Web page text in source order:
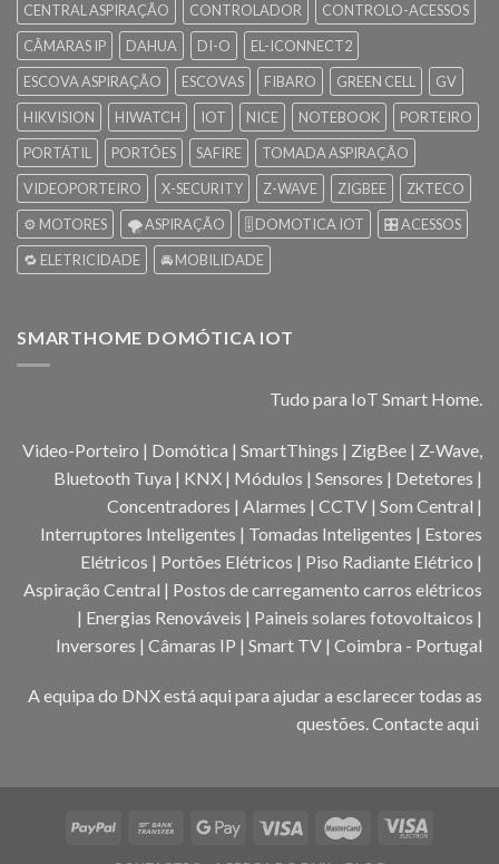
CENTRAL ASPIRAÇÃO
CONTROLADOR
CONTROLO-ACESSOS
CÂMARAS IP
DAHUA DI-O
EL-ICONNECT2
ESCOVA ASPIRAÇÃO
ESCOVAS FIBARO GREEN CELL
GV
HIKVISION
HIWATCH IOT NICE NOTEBOOK
PORTEIRO
PORTÁTIL
PORTÕES SAFIRE
TOMADA ASPIRAÇÃO
VIDEOPORTEIRO
X-SECURITY Z-WAVE ZIGBEE
ZKTECO
⚙️ MOTORES
🌪️ ASPIRAÇÃO 🎚️ DOMOTICA IOT
🎛️ ACESSOS
🔁 ELETRICIDADE
🚘 MOBILIDADE
SMARTHOME DOMÓTICA IOT
Tudo para IoT Smart Home.
Video-Porteiro | Domótica | SmartThings | ZigBee | Z-Wave,
Bluetooth Tuya | KNX | Módulos | Sensores | Detetores |
Concentradores | Alarmes | CCTV | Som Central |
Interruptores Inteligentes | Tomadas Inteligentes | Estores
Elétricos | Portões Elétricos | Piso Radiante Elétrico |
Aspiração Central | Postos de carregamento carros elétricos
| Energias Renováveis | Paineis solares fotovoltaicos |
Inversores | Câmaras IP | Smart TV | Coimbra - Portugal
A equipa do DNX está aqui para ajudar a esclarecer todas as
questões.Contacte aqui